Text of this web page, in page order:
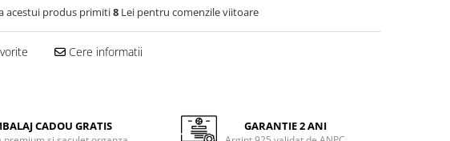
acestui produs primiti8 Lei pentru comenzile viitoare
Cere informatii
CADOU GRATIS GARANTIE 2 ANI